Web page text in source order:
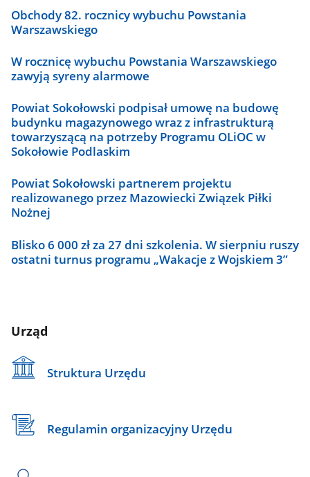
Obchody 82. rocznicy wybuchu Powstania
Warszawskiego
W rocznicę wybuchu Powstania Warszawskiego
zawyją syreny alarmowe
Powiat Sokołowski podpisał umowę na budowę
budynku magazynowego wraz z infrastrukturą
towarzyszącą na potrzeby Programu OLiOC w
Sokołowie Podlaskim
Powiat Sokołowski partnerem projektu
realizowanego przez Mazowiecki Związek Piłki
Nożnej
Blisko 6 000 zł za 27 dni szkolenia. W sierpniu ruszy
ostatni turnus programu „Wakacje z Wojskiem 3”
Urząd
Struktura Urzędu
Regulamin organizacyjny Urzędu